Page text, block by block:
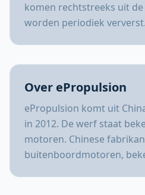
komen rechtstreeks uit
worden periodiek ververst.
Over ePropulsion
ePropulsion komt uit
in 2012. De werf staat
motoren. Chinese
buitenboordmotoren,